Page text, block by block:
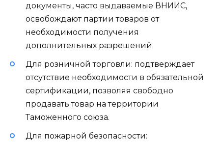
документы, часто выдаваемые ВНИИС,
освобождают партии товаров от
необходимости получения
дополнительных разрешений.
Для розничной торговли: подтверждает
отсутствие необходимости в обязательной
сертификации, позволяя свободно
продавать товар на территории
Таможенного союза.
Для пожарной безопасности: